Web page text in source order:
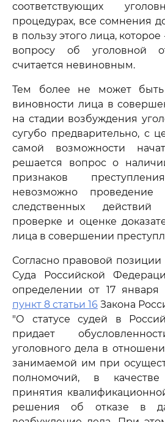
соответствующих
процедурах, все сомнения
в пользу этого лица,
вопросу об уголовной
считается невиновным.
Тем более не может
виновности лица в
на стадии возбуждения
сугубо предварительно, с
самой возможности
решается вопрос о
признаков
невозможно проведение
следственных
проверке и оценке
лица в совершении
Согласно правовой позиции
Суда Российской
определении от 17 января
пункт 8 статьи 16 Закона
"О статусе судей в
придает
уголовного дела в
занимаемой им при
полномочий, в
принятия
решения об отказе в